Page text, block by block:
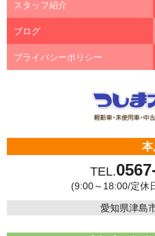
スタッフ紹介
ブログ
プライバシーポリシー
本
TEL.
(9:00～18:00/定休
愛知県津島